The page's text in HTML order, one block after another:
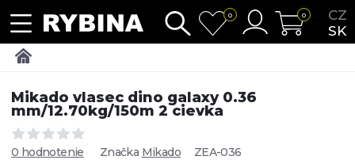
CZ
SK
0 0
Mikado vlasec dino galaxy 0.36
mm/12.70kg/150m 2 cievka
0 hodnotenie Značka Mikado ZEA-036